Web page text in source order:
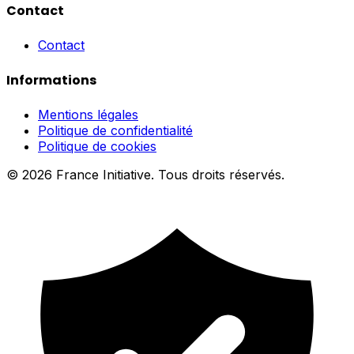
Contact
Contact
Informations
Mentions légales
Politique de confidentialité
Politique de cookies
© 2026 France Initiative. Tous droits réservés.